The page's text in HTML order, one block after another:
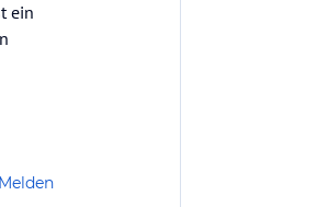
ein
Melden